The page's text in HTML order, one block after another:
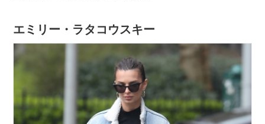
エミリー・ラタコウスキー